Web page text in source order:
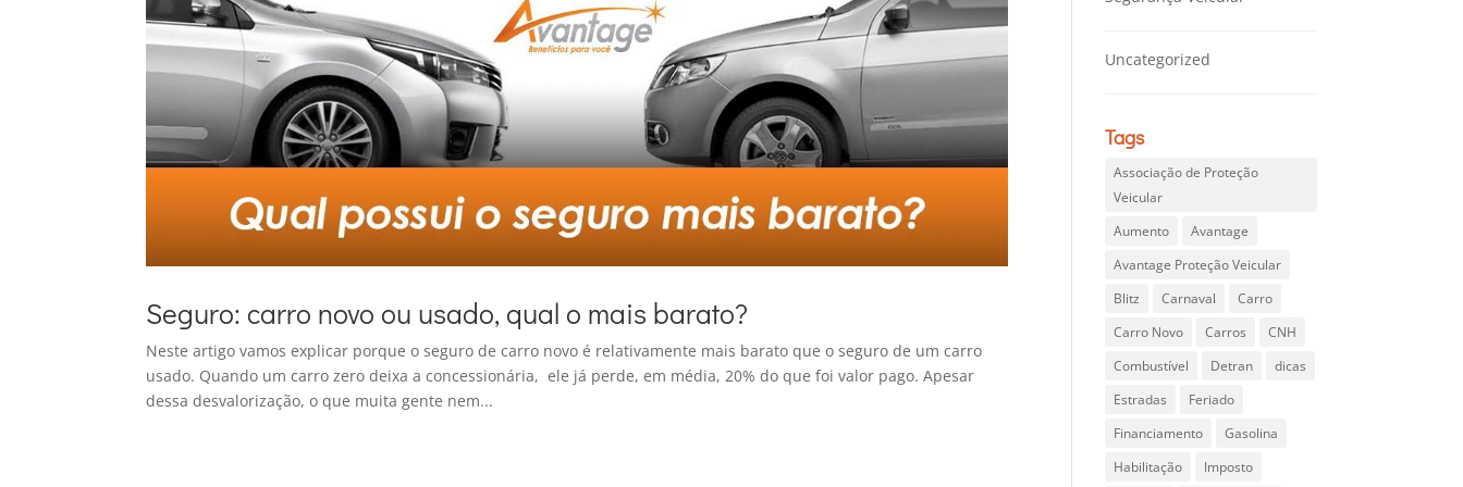
Seguro: carro novo ou usado, qual o mais barato?
Neste artigo vamos explicar porque o seguro de carro novo é relativamente mais barato que o seguro de um carro
usado. Quando um carro zero deixa a concessionária, ele já perde, em média, 20% do que foi valor pago. Apesar
dessa desvalorização, o que muita gente nem...
Uncategorized
Tags
Associação de Proteção
Veicular
Aumento
Avantage
Avantage Proteção Veicular
Blitz
Carnaval
Carro
Carro Novo
Carros
CNH
Combustível
Detran
dicas
Estradas
Feriado
Financiamento
Gasolina
Habilitação
Imposto